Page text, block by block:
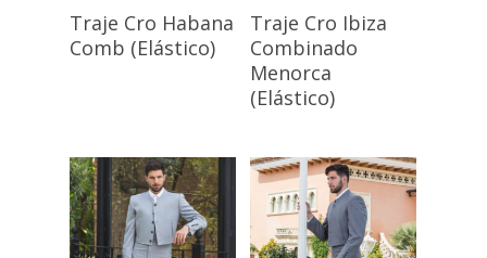
Seleccionar
Opciones
Traje Cro Habana
Comb (Elástico)
Seleccionar
Opciones
Traje Cro Ibiza
Combinado
Menorca
(Elástico)